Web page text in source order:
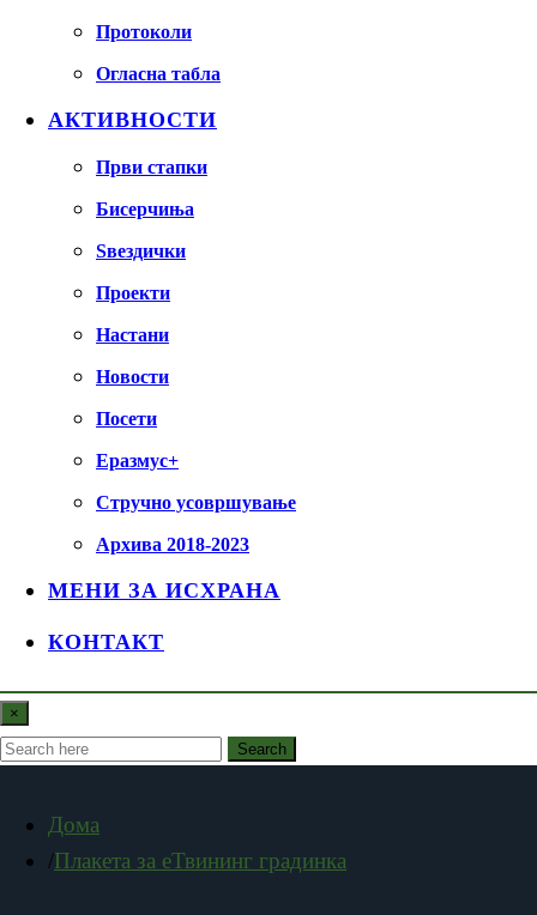
Протоколи
Огласна табла
АКТИВНОСТИ
Први стапки
Бисерчиња
Ѕвездички
Проекти
Настани
Новости
Посети
Еразмус+
Стручно усовршување
Архива 2018-2023
МЕНИ ЗА ИСХРАНА
КОНТАКТ
×
Search
Дома
Плакета за еТвининг градинка